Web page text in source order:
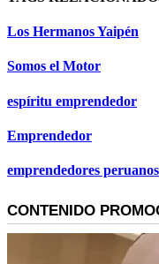
Los Hermanos Yaipén
Somos el Motor
espíritu emprendedor
Emprendedor
emprendedores peruanos